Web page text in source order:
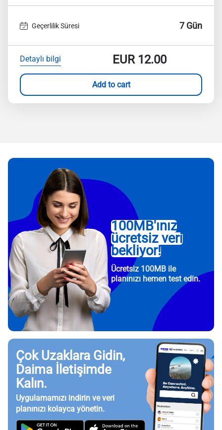
Geçerlilik Süresi 7 Gün
Detaylı bilgi EUR12.00
Add to cart
100MB'ınız
ücretsiz veri
bekliyor!
Ücretsiz 100MB ile
planınızı hemen test edin.
Çok Uzaklara Gidin,
Daima İletişimde
Kalın.
Uygulamamızı indirin ve veri
planınızı kolayca yönetin.